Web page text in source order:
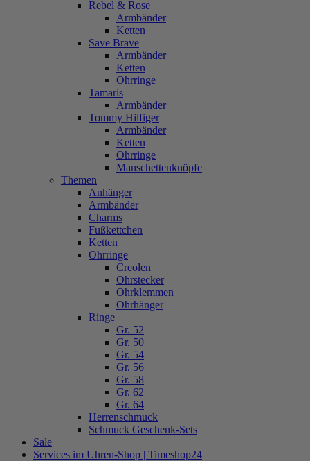
Rebel & Rose
Armbänder
Ketten
Save Brave
Armbänder
Ketten
Ohrringe
Tamaris
Armbänder
Tommy Hilfiger
Armbänder
Ketten
Ohrringe
Manschettenknöpfe
Themen
Anhänger
Armbänder
Charms
Fußkettchen
Ketten
Ohrringe
Creolen
Ohrstecker
Ohrklemmen
Ohrhänger
Ringe
Gr. 52
Gr. 50
Gr. 54
Gr. 56
Gr. 58
Gr. 62
Gr. 64
Herrenschmuck
Schmuck Geschenk-Sets
Sale
Services im Uhren-Shop | Timeshop24